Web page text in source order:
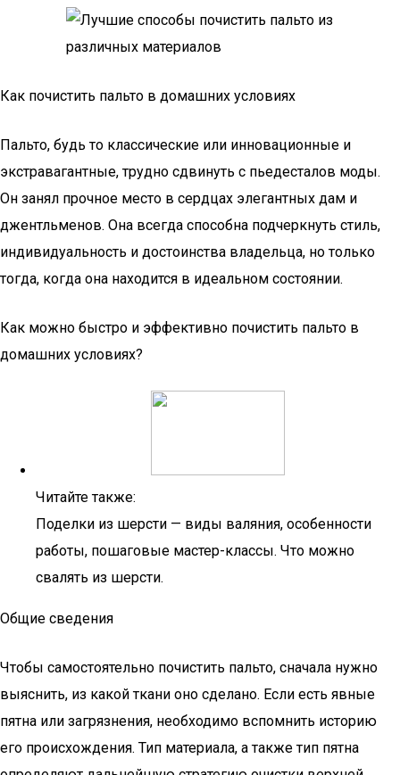
Как почистить пальто в домашних условиях
Пальто, будь то классические или инновационные и
экстравагантные, трудно сдвинуть с пьедесталов моды.
Он занял прочное место в сердцах элегантных дам и
джентльменов. Она всегда способна подчеркнуть стиль,
индивидуальность и достоинства владельца, но только
тогда, когда она находится в идеальном состоянии.
Как можно быстро и эффективно почистить пальто в
домашних условиях?
Читайте также:
Поделки из шерсти — виды валяния, особенности
работы, пошаговые мастер-классы. Что можно
свалять из шерсти.
Общие сведения
Чтобы самостоятельно почистить пальто, сначала нужно
выяснить, из какой ткани оно сделано. Если есть явные
пятна или загрязнения, необходимо вспомнить историю
его происхождения. Тип материала, а также тип пятна